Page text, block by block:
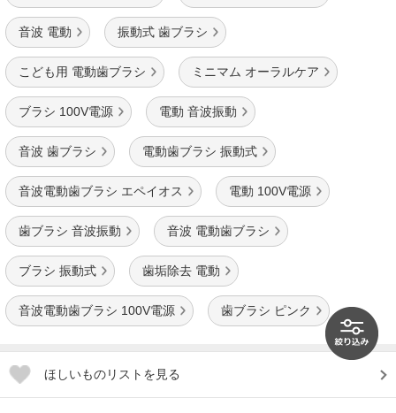
音波 電動 振動式 歯ブラシ
こども用 電動歯ブラシ ミニマム オーラルケア
ブラシ 100V電源 電動 音波振動
音波 歯ブラシ 電動歯ブラシ 振動式
音波電動歯ブラシ エペイオス 電動 100V電源
歯ブラシ 音波振動 音波 電動歯ブラシ
ブラシ 振動式 歯垢除去 電動
音波電動歯ブラシ 100V電源 歯ブラシ ピンク
ほしいものリストを見る